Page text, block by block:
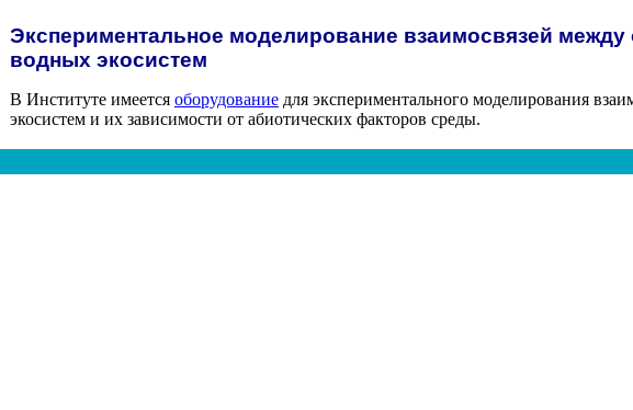
Экспериментальное моделирование взаимосвязей
водных экосистем
В Институте имеется оборудование для экспериментального моделирования
экосистем и их зависимости от абиотических факторов среды.